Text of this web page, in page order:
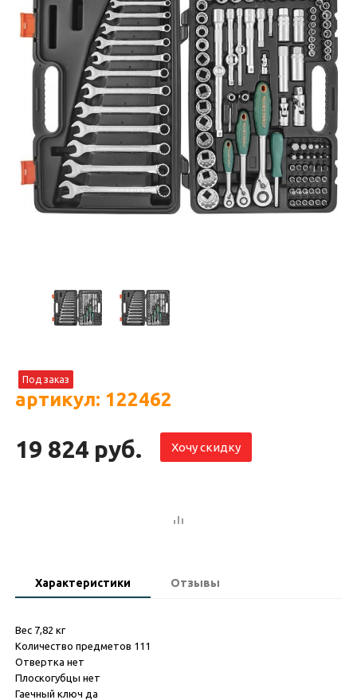
Под заказ
артикул: 122462
19 824 руб. Хочу скидку
Характеристики Отзывы
Вес 7,82 кг
Количество предметов 111
Отвертка нет
Плоскогубцы нет
Гаечный ключ да